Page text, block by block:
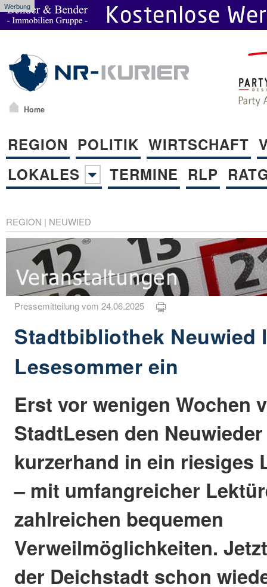
Werbung
Home
REGION POLITIK WIRTSCHAFT
LOKALES
TERMINE RLP
REGION | NEUWIED
Pressemitteilung vom 24.06.2025
Stadtbibliothek Neuwied
Lesesommer ein
Erst vor wenigen Wochen
StadtLesen den
kurzerhand in ein riesiges
– mit umfangreicher
zahlreichen bequemen
Verweilmöglichkeiten.
der Deichstadt schon